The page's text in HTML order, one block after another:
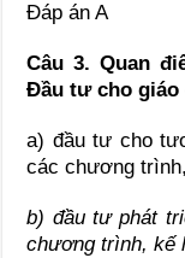
Đáp án A
Câu 3. Quan
Đầu tư cho giáo
a) đầu tư cho
các chương
b) đầu tư phát
chương trình, kế